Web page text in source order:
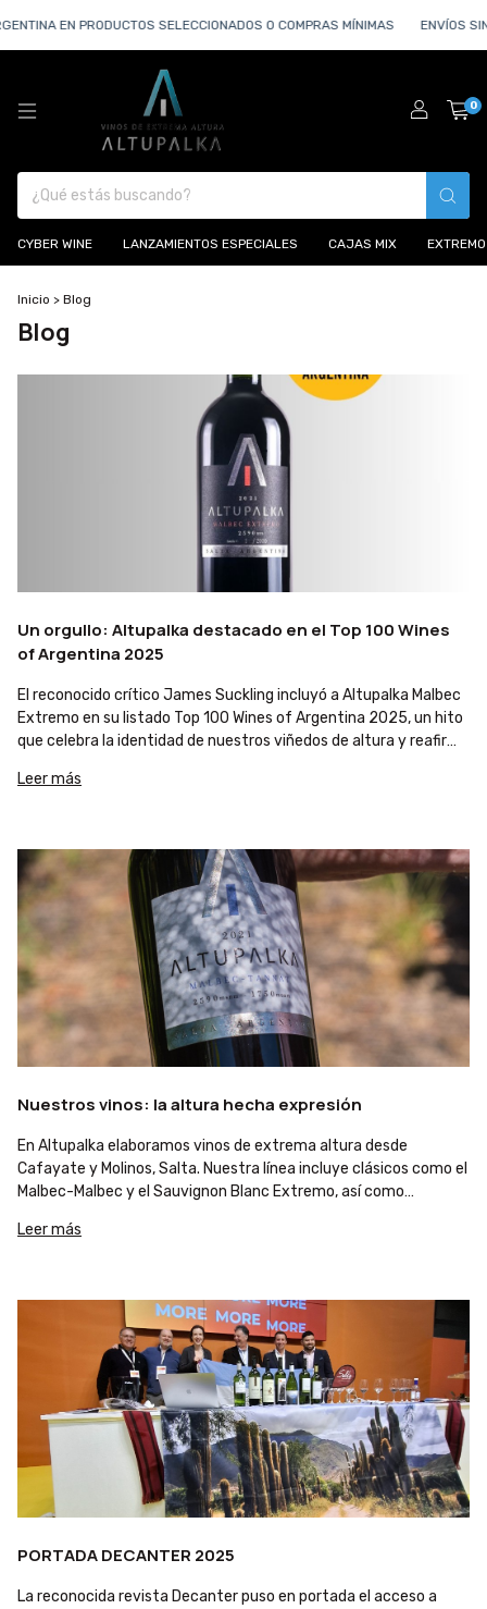
EN PRODUCTOS SELECCIONADOS O COMPRAS MÍNIMAS ENVÍOS
0
CYBER WINE LANZAMIENTOS ESPECIALES CAJAS MIX EXTREMO
Inicio > Blog
Blog
Un orgullo: Altupalka destacado en el Top 100 Wines
of Argentina 2025
El reconocido crítico James Suckling incluyó a Altupalka Malbec
Extremo en su listado Top 100 Wines of Argentina 2025, un hito
que celebra la identidad de nuestros viñedos de altura y reafirma
Leer más
Nuestros vinos: la altura hecha expresión
En Altupalka elaboramos vinos de extrema altura desde
Cafayate y Molinos, Salta. Nuestra línea incluye clásicos como el
Malbec-Malbec y el Sauvignon Blanc Extremo, así como
Cada botella refleja la identidad de nuestros viñedos únicos
Leer más
PORTADA DECANTER 2025
La reconocida revista Decanter puso en portada el acceso a